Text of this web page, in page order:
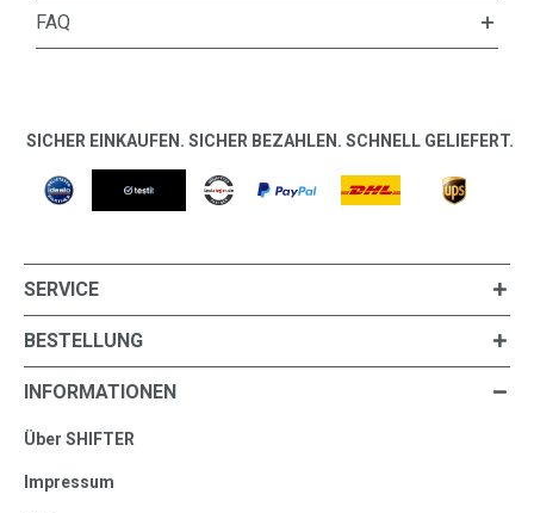
FAQ
SICHER EINKAUFEN. SICHER BEZAHLEN. SCHNELL GELIEFERT.
SERVICE
BESTELLUNG
INFORMATIONEN
Über SHIFTER
Impressum